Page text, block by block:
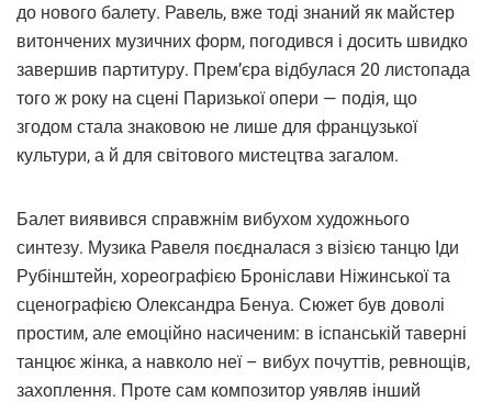
до нового балету. Равель, вже тоді знаний як майстер
витончених музичних форм, погодився і досить швидко
завершив партитуру. Прем’єра відбулася 20 листопада
того ж року на сцені Паризької опери — подія, що
згодом стала знаковою не лише для французької
культури, а й для світового мистецтва загалом.
Балет виявився справжнім вибухом художнього
синтезу. Музика Равеля поєдналася з візією танцю Іди
Рубінштейн, хореографією Броніслави Ніжинської та
сценографією Олександра Бенуа. Сюжет був доволі
простим, але емоційно насиченим: в іспанській таверні
танцює жінка, а навколо неї – вибух почуттів, ревнощів,
захоплення. Проте сам композитор уявляв інший